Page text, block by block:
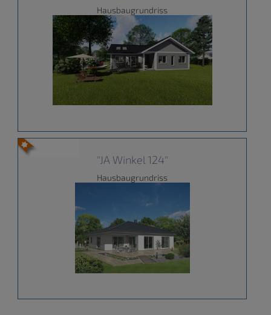
Hausbaugrundriss
"JA Winkel 124"
Hausbaugrundriss